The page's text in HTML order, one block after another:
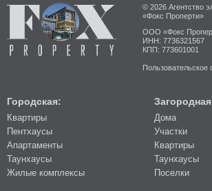
© 2026 Агентство
«Фокс Проперти»
ООО «Фокс
ИНН: 7736321567
КПП: 773601001
Пользовательское
Городская:
Квартиры
Пентхаусы
Апартаменты
Таунхаусы
Жилые комплексы
Дома
Участки
Квартиры
Таунхаусы
Поселки